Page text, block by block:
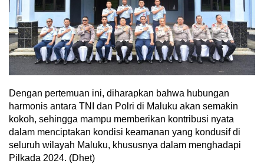
Dengan pertemuan ini, diharapkan bahwa hubungan
harmonis antara TNI dan Polri di Maluku akan semakin
kokoh, sehingga mampu memberikan kontribusi nyata
dalam menciptakan kondisi keamanan yang kondusif di
seluruh wilayah Maluku, khususnya dalam menghadapi
Pilkada 2024. (Dhet)